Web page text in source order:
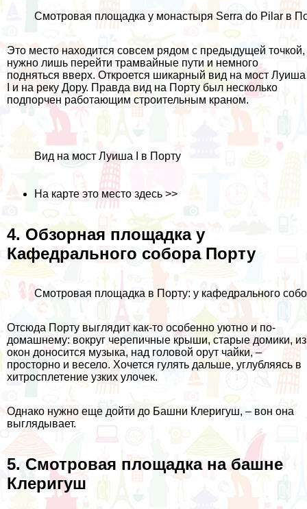
Смотровая площадка у монастыря Serra do Pilar в
Это место находится совсем рядом с предыдущей точкой,
нужно лишь перейти трамвайные пути и немного
подняться вверх. Откроется шикарный вид на мост Луиша
I и на реку Дору. Правда вид на Порту был несколько
подпорчен работающим строительным краном.
Вид на мост Луиша I в Порту
На карте это место здесь >>
4. Обзорная площадка у
Кафедрального собора Порту
Смотровая площадка в Порту: у кафедрального
Отсюда Порту выглядит как-то особенно уютно и по-
домашнему: вокруг черепичные крыши, старые домики, из
окон доносится музыка, над головой орут чайки, –
просторно и весело. Хочется гулять дальше, углубляясь в
хитросплетение узких улочек.
Однако нужно еще дойти до Башни Клеригуш, – вон она
выглядывает.
5. Смотровая площадка на башне
Клеригуш